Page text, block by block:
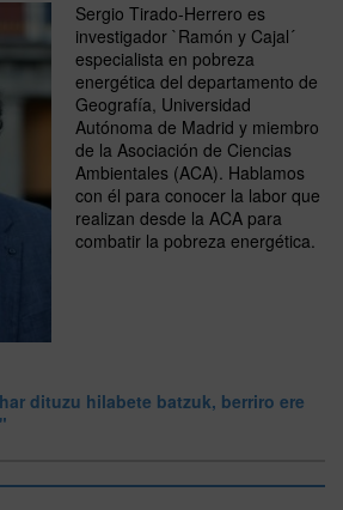
Sergio Tirado-Herrero es
investigador `Ramón y Cajal´
especialista en pobreza
energética del departamento de
Geografía, Universidad
Autónoma de Madrid y miembro
de la Asociación de Ciencias
Ambientales (ACA). Hablamos
con él para conocer la labor que
realizan desde la ACA para
combatir la pobreza energética.
dituzu hilabete batzuk, berriro ere